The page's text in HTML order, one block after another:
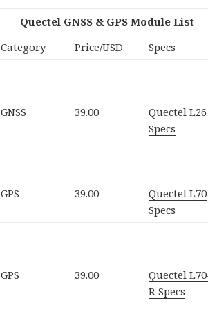
Quectel GNSS & GPS Module List
Category Price/USD Specs
GNSS 39.00
Quectel L26
Specs
GPS 39.00
Quectel L70
Specs
GPS 39.00
Quectel
R Specs